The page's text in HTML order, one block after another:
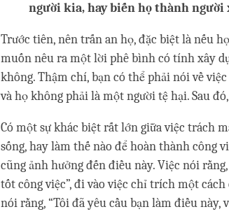
người kia, hay biến họ thành người
Trước tiên, nên trấn an họ, đặc biệt là nếu
muốn nêu ra một lời phê bình có tính xây
không. Thậm chí, bạn có thể phải nói về
và họ không phải là một người tệ hại. Sau
Có một sự khác biệt rất lớn giữa việc trách
sống, hay làm thế nào để hoàn thành công
cũng ảnh hưởng đến điều này. Việc nói
tốt công việc”, đi vào việc chỉ trích một
nói rằng, “Tôi đã yêu cầu bạn làm điều